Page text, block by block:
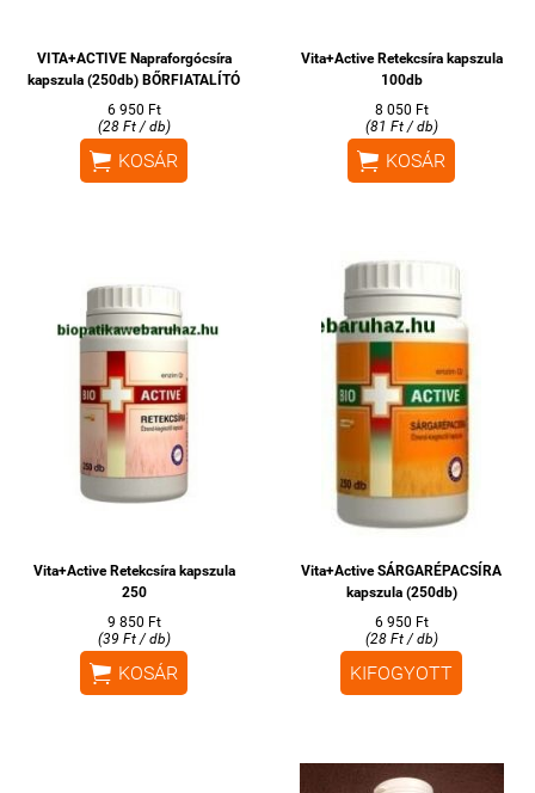
VITA+ACTIVE Napraforgócsíra
kapszula (250db) BŐRFIATALÍTÓ
6 950 Ft
(28 Ft / db)
 KOSÁR
Vita+Active Retekcsíra kapszula
100db
8 050 Ft
(81 Ft / db)
 KOSÁR
Vita+Active Retekcsíra kapszula
250
9 850 Ft
(39 Ft / db)
 KOSÁR
Vita+Active SÁRGARÉPACSÍRA
kapszula (250db)
6 950 Ft
(28 Ft / db)
KIFOGYOTT